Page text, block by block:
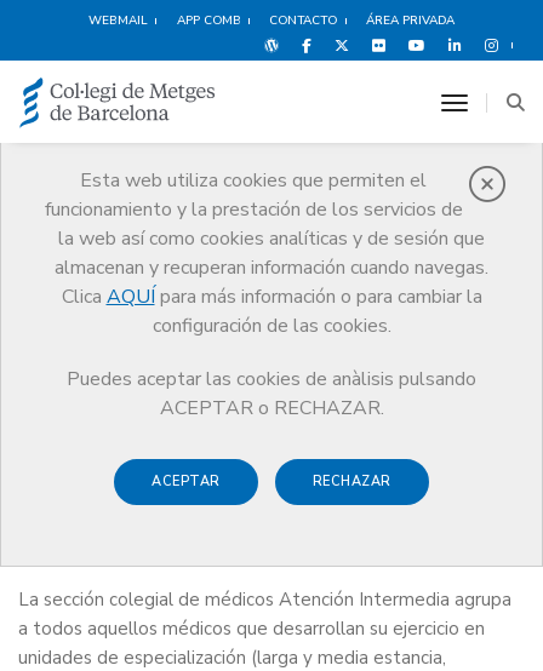
WEBMAIL APP COMB CONTACTO ÁREA PRIVADA
Esta web utiliza cookies que permiten el
funcionamiento y la prestación de los servicios de
la web así como cookies analíticas y de sesión que
almacenan y recuperan información cuando navegas.
Clica AQUÍ para más información o para cambiar la
configuración de las cookies.
Puedes aceptar las cookies de anàlisis pulsando
ACEPTAR o RECHAZAR.
ACEPTAR RECHAZAR
toggle
Quiénes somos
El CoMB
Secciones colegiales
Médicos de Atención Intermedia
Médicos de Atención
La sección colegial de médicos Atención Intermedia agrupa
a todos aquellos médicos que desarrollan su ejercicio en
unidades de especialización (larga y media estancia,